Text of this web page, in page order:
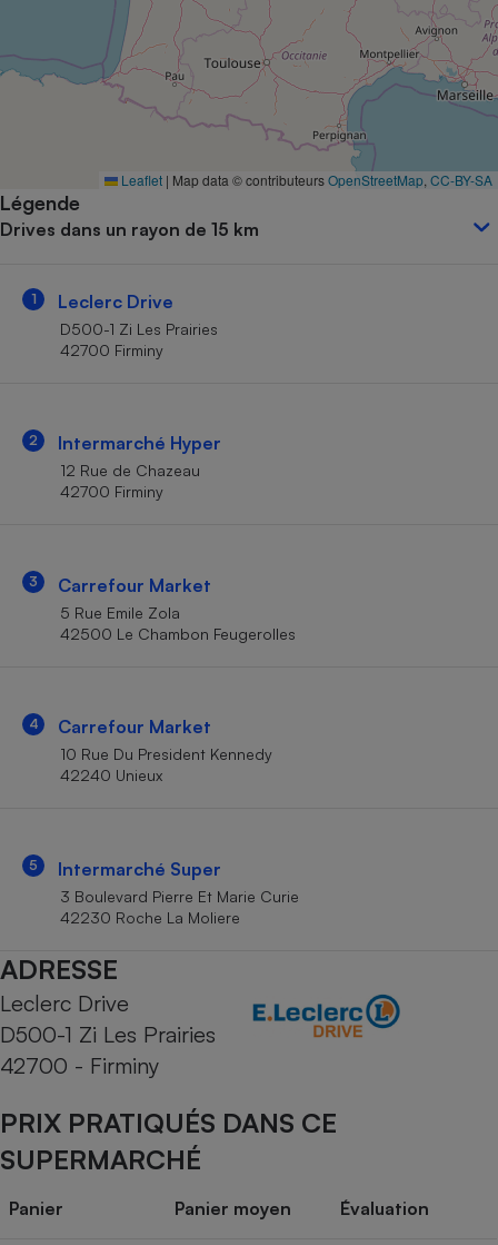
Leaflet | Map data © contributeursOpenStreetMap CC-BY-SA
Légende
Drives dans un rayon de 15 km
1 Leclerc Drive
D500-1 Zi Les Prairies
42700 Firminy
2 Intermarché Hyper
12 Rue de Chazeau
42700 Firminy
3 Carrefour Market
5 Rue Emile Zola
42500 Le Chambon Feugerolles
4 Carrefour Market
10 Rue Du President Kennedy
42240 Unieux
5 Intermarché Super
3 Boulevard Pierre Et Marie Curie
42230 Roche La Moliere
ADRESSE
Leclerc Drive
D500-1 Zi Les Prairies
42700 - Firminy
PRIX PRATIQUÉS DANS CE
SUPERMARCHÉ
Panier Panier moyen Évaluation
Complément
alimentaire
Assurance emprunteur
Petit électroménager -
Cafetière à expressos
Mutuelle